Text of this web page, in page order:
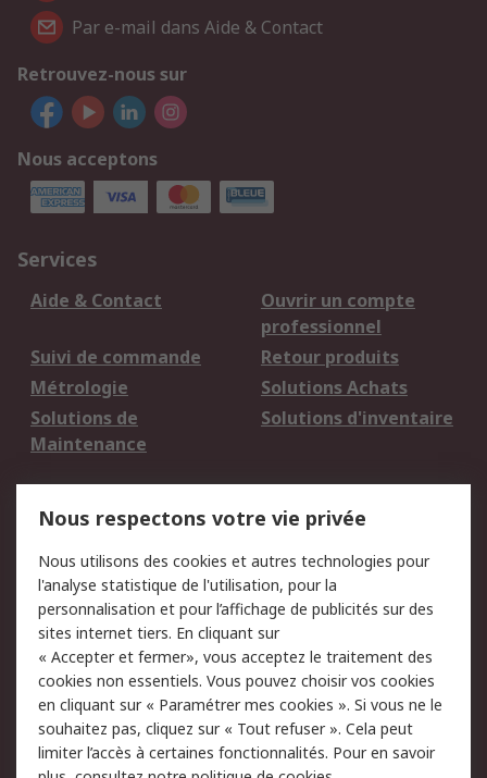
Par e-mail dans Aide & Contact
Retrouvez-nous sur
Nous acceptons
Services
Aide & Contact
Ouvrir un compte
professionnel
Suivi de commande
Retour produits
Métrologie
Solutions Achats
Solutions de
Maintenance
Solutions d'inventaire
du site
Politique de protection
des données - Mise à
jour
Sécurité des E-mails
Conditions générales
de vente
Politique anti-
corruption
Campagnes marketing
Nous respectons votre vie privée
Nous utilisons des cookies et autres technologies pour
l'analyse statistique de l'utilisation, pour la
personnalisation et pour l’affichage de publicités sur des
sites internet tiers. En cliquant sur
« Accepter et fermer», vous acceptez le traitement des
cookies non essentiels. Vous pouvez choisir vos cookies
en cliquant sur « Paramétrer mes cookies ». Si vous ne le
souhaitez pas, cliquez sur « Tout refuser ». Cela peut
limiter l’accès à certaines fonctionnalités. Pour en savoir